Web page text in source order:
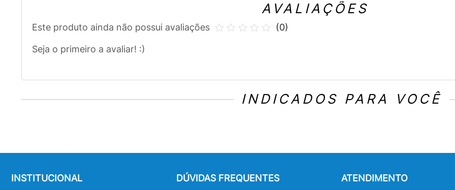
AVALIAÇÕES
Este produto ainda não possui avaliações
Seja o primeiro a avaliar! :)
(0)
INDICADOS PARA VOCÊ
INSTITUCIONAL DÚVIDAS FREQUENTES ATENDIMENTO